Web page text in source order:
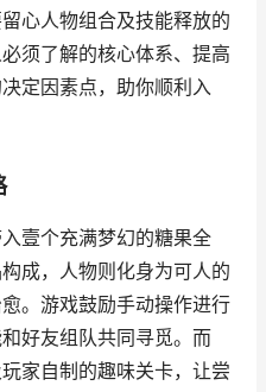
心人物组合及技能释放的
须了解的核心体系、提高
定因素点，助你顺利入
壹个充满梦幻的糖果全
成，人物则化身为可人的
。游戏鼓励手动操作进行
好友组队共同寻觅。而
家自制的趣味关卡，让尝